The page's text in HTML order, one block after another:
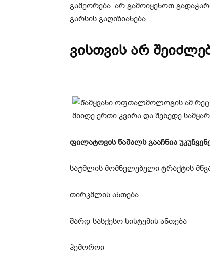
გამეორება. არ გამოიყენოთ
გარსის გაღიზიანება.
ვისთვის არ
ფილატოვის წამალს გააჩნია
საჭმლის მომნელებელი ტრაქტის
თირკმლის ანთება
შარდ-სასქესო სისტემის ანთება
ჰემოროი